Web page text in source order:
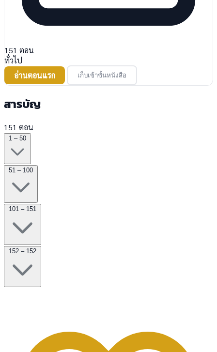
151 ตอน
ทั่วไป
อ่านตอนแรก
เก็บเข้าชั้นหนังสือ
สารบัญ
151 ตอน
1 – 50
51 – 100
101 – 151
152 – 152